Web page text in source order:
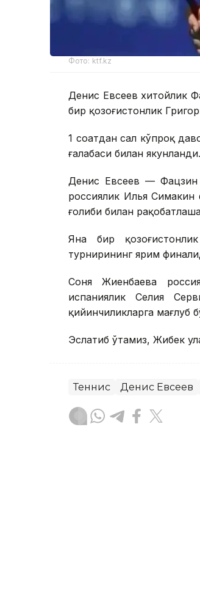
Фото: ktf.kz
Денис Евсеев хитойлик
бир қозоғистонлик
1 соатдан сал кўпроқ
ғалабаси билан якунланди.
Денис Евсеев — Фацзин
россиялик Илья
ғолиби билан
Яна бир
турнирининг ярим
Соня Жиенбаева
испаниялик Селия
қийинчиликларга мағлуб
Эслатиб ўтамиз, Жибек
Теннис Денис Евсеев